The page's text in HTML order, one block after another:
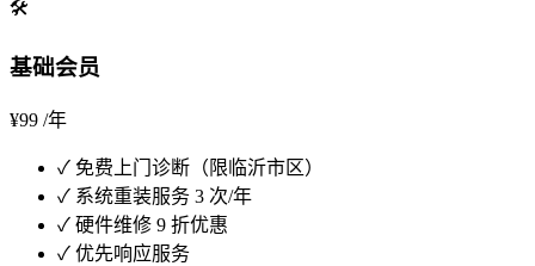
🛠️
基础会员
¥99 /年
✓ 免费上门诊断（限临沂市区）
✓ 系统重装服务 3 次/年
✓ 硬件维修 9 折优惠
✓ 优先响应服务